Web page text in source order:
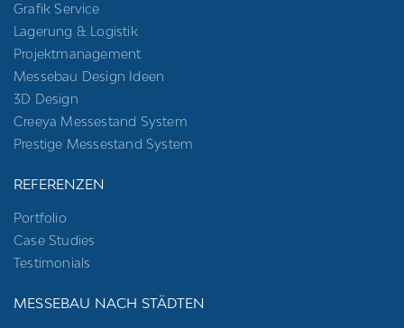
Grafik Service
Lagerung & Logistik
Projektmanagement
Messebau Design Ideen
3D Design
Creeya Messestand System
Prestige Messestand System
REFERENZEN
Portfolio
Case Studies
Testimonials
MESSEBAU NACH STÄDTEN